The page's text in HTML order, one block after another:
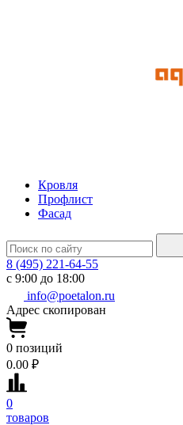
Кровля
Профлист
Фасад
8 (495) 221-64-55
с 9:00 до 18:00
info@poetalon.ru
Адрес скопирован
0 позиций
0.00 ₽
0
товаров